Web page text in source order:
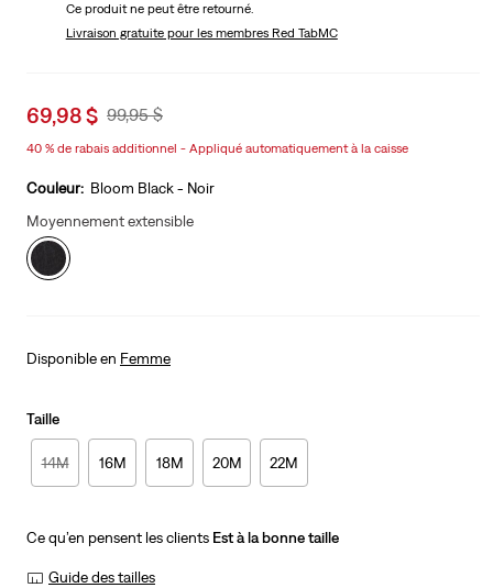
is
Was
Ce produit ne peut être retourné.
Livraison gratuitepour les membres Red TabMC
Sale
is
69,98 $ Original
99,95 $
40 % de rabais additionnel - Appliqué automatiquement à la caisse
Couleur: Bloom Black - Noir
Moyennement extensible
Disponible en Femme
Taille
14M 16M 18M 20M 22M
Ce qu’en pensent les clients Est à la bonne taille
Guide des tailles